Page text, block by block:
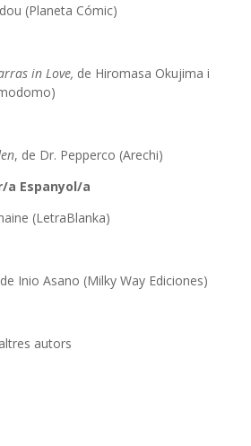
(Planeta Cómic)
in Love, de Hiromasa Okujima i
, de Dr. Pepperco (Arechi)
a Espanyol/a
(LetraBlanka)
Inio Asano (Milky Way Ediciones)
autors